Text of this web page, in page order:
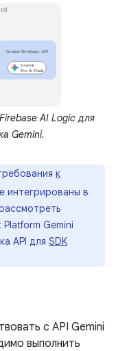
AI Logic для
Gemini.
к
интегрированы в
Gemini
API для SDK
с API Gemini
выполнить